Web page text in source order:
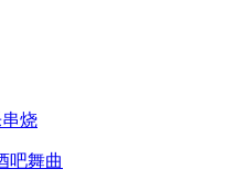
烧
吧舞曲